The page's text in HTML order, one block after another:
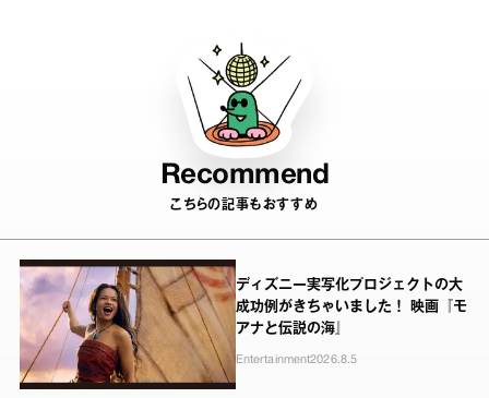
Recommend
こちらの記事もおすすめ
ディズニー実写化プロジェクトの大
成功例がきちゃいました！ 映画『モ
アナと伝説の海』
Entertainment2026.8.5